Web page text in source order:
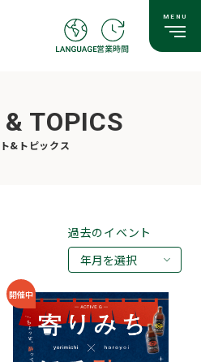
TOPICS
&トピックス
過去のイベント
年月を選択
2026年07月
2026年05月
2026年03月
開催中